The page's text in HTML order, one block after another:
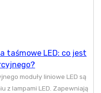
taśmowe LED: co jest
moduły liniowe LED są
z lampami LED. Zapewniają